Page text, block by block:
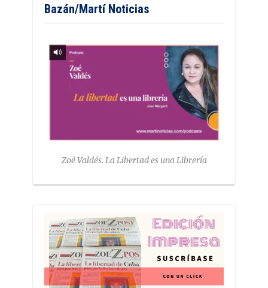
Bazán/Martí Noticias
Zoé Valdés. La Libertad es una Librería